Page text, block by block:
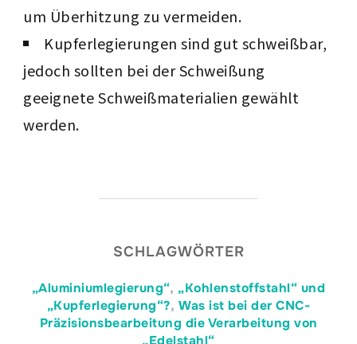
um Überhitzung zu vermeiden.
Kupferlegierungen sind gut schweißbar,
jedoch sollten bei der Schweißung
geeignete Schweißmaterialien gewählt
werden.
SCHLAGWÖRTER
„Aluminiumlegierung“, „Kohlenstoffstahl“ und
„Kupferlegierung“?, Was ist bei der CNC-
Präzisionsbearbeitung die Verarbeitung von